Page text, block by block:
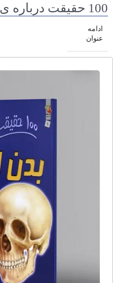
100 حقیقت درباره ی بدن انسان
ادامه
عنوان